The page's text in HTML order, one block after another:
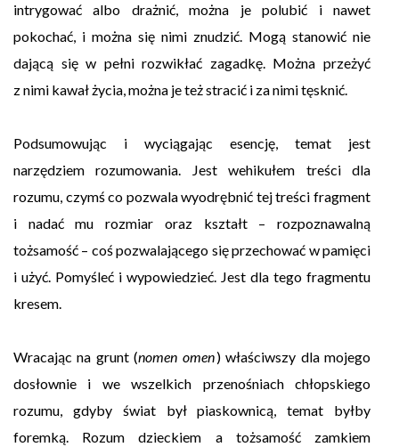
intrygować albo drażnić, można je polubić i nawet
pokochać, i można się nimi znudzić. Mogą stanowić nie
dającą się w pełni rozwikłać zagadkę. Można przeżyć
z nimi kawał życia, można je też stracić i za nimi tęsknić.
Podsumowując i wyciągając esencję, temat jest
narzędziem rozumowania. Jest wehikułem treści dla
rozumu, czymś co pozwala wyodrębnić tej treści fragment
i nadać mu rozmiar oraz kształt – rozpoznawalną
tożsamość – coś pozwalającego się przechować w pamięci
i użyć. Pomyśleć i wypowiedzieć. Jest dla tego fragmentu
kresem.
Wracając na grunt (nomen omen) właściwszy dla mojego
dosłownie i we wszelkich przenośniach chłopskiego
rozumu, gdyby świat był piaskownicą, temat byłby
foremką. Rozum dzieckiem a tożsamość zamkiem